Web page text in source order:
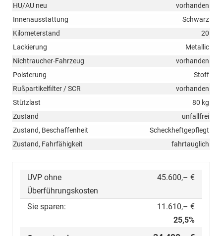
HU/AU neu
vorhanden
Innenausstattung
Schwarz
Kilometerstand
20
Lackierung
Metallic
Nichtraucher-Fahrzeug
vorhanden
Polsterung
Stoff
Rußpartikelfilter / SCR
vorhanden
Stützlast
80 kg
Zustand
unfallfrei
Zustand, Beschaffenheit
Scheckheftgepflegt
Zustand, Fahrfähigkeit
fahrtauglich
UVP ohne
Überführungskosten
45.600,– €
Sie sparen:
11.610,– €
25,5%